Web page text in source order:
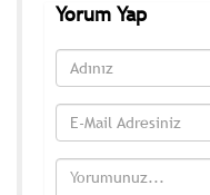
Yorum Yap